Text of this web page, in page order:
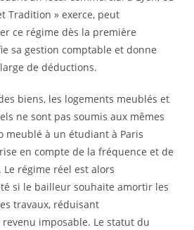
Tradition » exerce, peut
ce régime dès la première
sa gestion comptable et donne
de déductions.
biens, les logements meublés et
ne sont pas soumis aux mêmes
meublé à un étudiant à Paris
en compte de la fréquence et de
régime réel est alors
si le bailleur souhaite amortir les
travaux, réduisant
imposable. Le statut du